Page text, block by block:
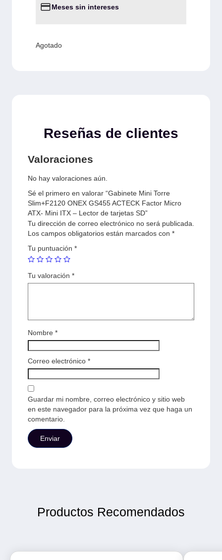
Meses sin intereses
Agotado
Reseñas de clientes
Valoraciones
No hay valoraciones aún.
Sé el primero en valorar “Gabinete Mini Torre
Slim+F2120 ONEX GS455 ACTECK Factor Micro
ATX- Mini ITX – Lector de tarjetas SD”
Tu dirección de correo electrónico no será publicada.
Los campos obligatorios están marcados con *
Tu puntuación *
Tu valoración *
Nombre *
Correo electrónico *
Guardar mi nombre, correo electrónico y sitio web
en este navegador para la próxima vez que haga un
comentario.
Productos Recomendados